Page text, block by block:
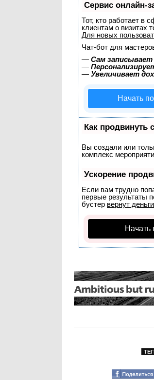
Сервис онлайн-
Тот, кто работает в
клиентам о
Для новых
Чат-бот для
— Сам
—
— Увеличивает
Начать
Как продвинуть
Вы создали или
комплекс
Ускорение
Если вам трудно
первые результаты
бустер вернут
Начать